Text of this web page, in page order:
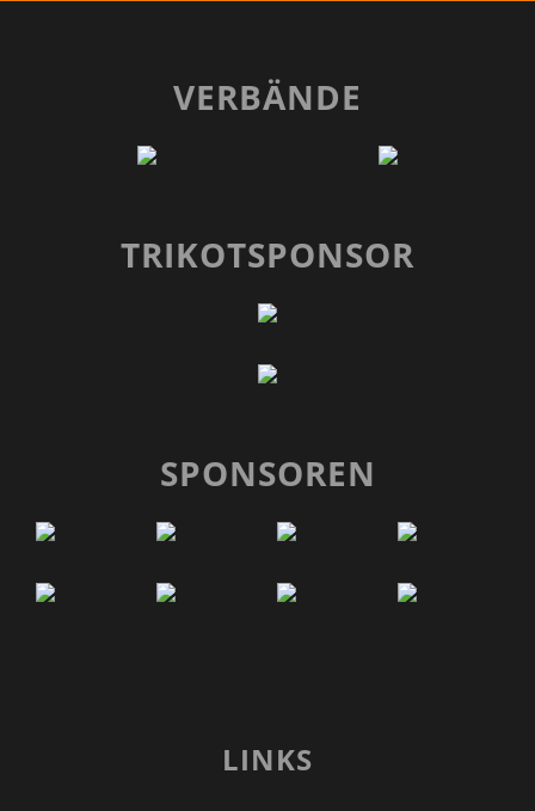
VERBÄNDE
TRIKOTSPONSOR
SPONSOREN
LINKS